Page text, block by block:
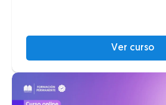
Ver curso